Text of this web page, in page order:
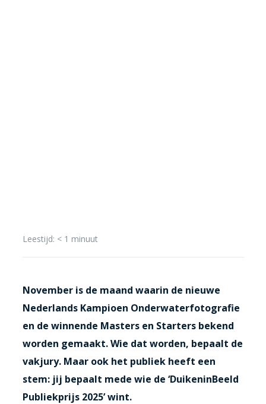
Leestijd: < 1 minuut
November is de maand waarin de nieuwe
Nederlands Kampioen Onderwaterfotografie
en de winnende Masters en Starters bekend
worden gemaakt. Wie dat worden, bepaalt de
vakjury. Maar ook het publiek heeft een
stem: jij bepaalt mede wie de ‘DuikeninBeeld
Publiekprijs 2025’ wint.